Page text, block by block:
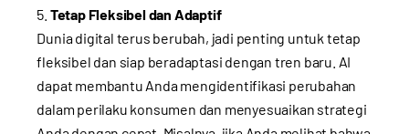
Tetap Fleksibel dan Adaptif
Dunia digital terus berubah, jadi penting untuk tetap
fleksibel dan siap beradaptasi dengan tren baru. AI
dapat membantu Anda mengidentifikasi perubahan
dalam perilaku konsumen dan menyesuaikan strategi